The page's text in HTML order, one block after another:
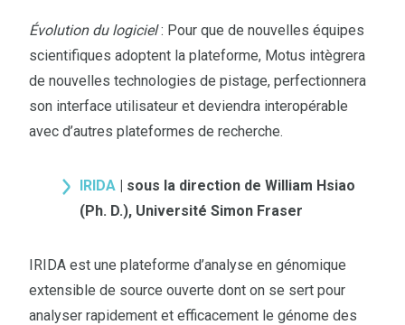
Évolution du logiciel: Pour que de nouvelles équipes
scientifiques adoptent la plateforme, Motus intègrera
de nouvelles technologies de pistage, perfectionnera
son interface utilisateur et deviendra interopérable
avec d’autres plateformes de recherche.
IRIDA | sous la direction de William Hsiao
(Ph. D.), Université Simon Fraser
IRIDA est une plateforme d’analyse en génomique
extensible de source ouverte dont on se sert pour
analyser rapidement et efficacement le génome des